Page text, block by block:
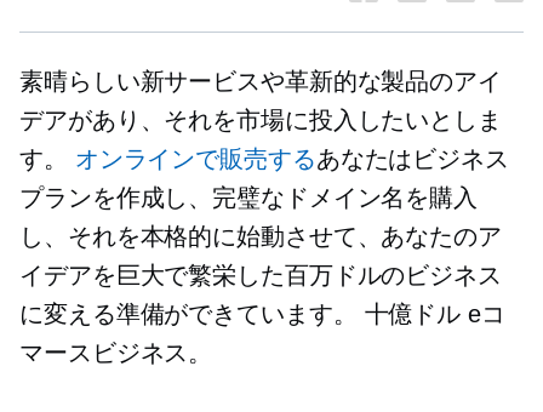
素晴らしい新サービスや革新的な製品のアイ
デアがあり、それを市場に投入したいとしま
す。 オンラインで販売するあなたはビジネス
プランを作成し、完璧なドメイン名を購入
し、それを本格的に始動させて、あなたのア
イデアを巨大で繁栄した百万ドルのビジネス
に変える準備ができています。 十億ドル eコ
マースビジネス。